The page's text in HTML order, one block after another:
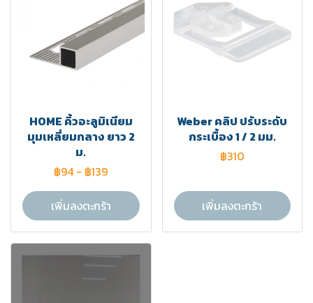
HOME คิ้วอะลูมิเนียม
มุมเหลี่ยมกลาง ยาว 2
ม.
฿94 - ฿139
เพิ่มลงตะกร้า
Weber คลิป ปรับระดับ
กระเบื้อง 1 / 2 มม.
฿310
เพิ่มลงตะกร้า